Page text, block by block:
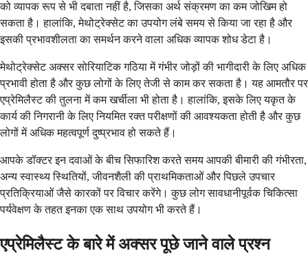
को व्यापक रूप से भी दबाता नहीं है, जिसका अर्थ संक्रमण का कम जोखिम हो
सकता है। हालांकि, मेथोट्रेक्सेट का उपयोग लंबे समय से किया जा रहा है और
इसकी प्रभावशीलता का समर्थन करने वाला अधिक व्यापक शोध डेटा है।
मेथोट्रेक्सेट अक्सर सोरियाटिक गठिया में गंभीर जोड़ों की भागीदारी के लिए अधिक
प्रभावी होता है और कुछ लोगों के लिए तेजी से काम कर सकता है। यह आमतौर पर
एप्रेमिलैस्ट की तुलना में कम खर्चीला भी होता है। हालांकि, इसके लिए यकृत के
कार्य की निगरानी के लिए नियमित रक्त परीक्षणों की आवश्यकता होती है और कुछ
लोगों में अधिक महत्वपूर्ण दुष्प्रभाव हो सकते हैं।
आपके डॉक्टर इन दवाओं के बीच सिफारिश करते समय आपकी बीमारी की गंभीरता,
अन्य स्वास्थ्य स्थितियों, जीवनशैली की प्राथमिकताओं और पिछले उपचार
प्रतिक्रियाओं जैसे कारकों पर विचार करेंगे। कुछ लोग सावधानीपूर्वक चिकित्सा
पर्यवेक्षण के तहत इनका एक साथ उपयोग भी करते हैं।
एप्रेमिलैस्ट के बारे में अक्सर पूछे जाने वाले प्रश्न